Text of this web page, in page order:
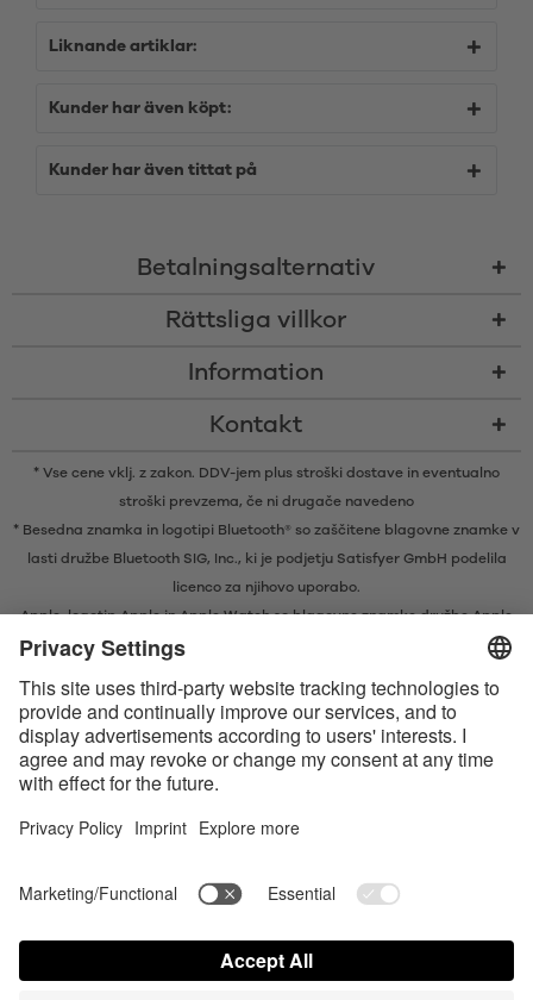
Liknande artiklar:
Kunder har även köpt:
Kunder har även tittat på
Betalningsalternativ
Rättsliga villkor
Information
Kontakt
* Vse cene vklj. z zakon. DDV-jem plus stroški dostave in eventualno
stroški prevzema, če ni drugače navedeno
* Besedna znamka in logotipi Bluetooth® so zaščitene blagovne znamke v
lasti družbe Bluetooth SIG, Inc., ki je podjetju Satisfyer GmbH podelila
licenco za njihovo uporabo.
Apple, logotip Apple in Apple Watch so blagovne znamke družbe Apple
Inc. Google Play in logotip Google Play sta blagovni znamki družbe
Apple, Apple-logotypen och Apple Watch är varumärken tillhörande
Apple Inc. Google Play och Google Play-logotypen är varumärken som
tillhör Google LLC.